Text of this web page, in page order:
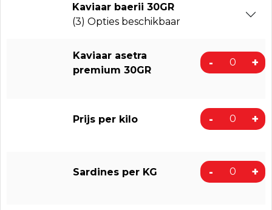
Kaviaar baerii 30GR
(3) Opties beschikbaar
Kaviaar asetra
premium 30GR
- +
Prijs per kilo - +
Sardines per KG - +